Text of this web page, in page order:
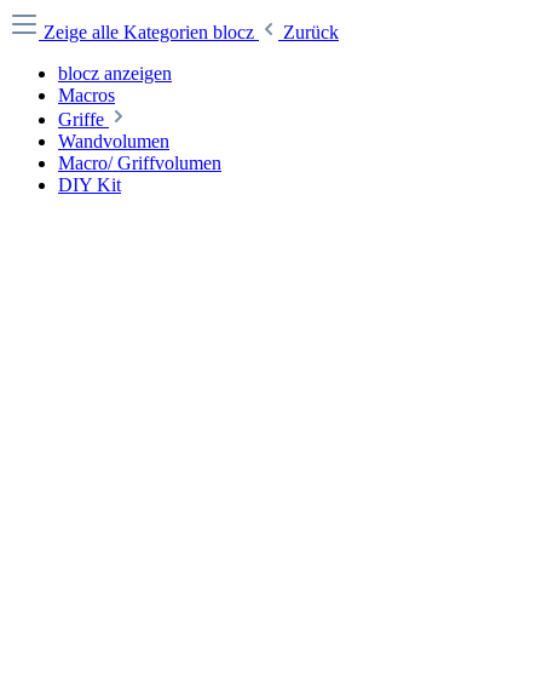
Zeige alle Kategorien blocz
Zurück
blocz anzeigen
Macros
Griffe
Wandvolumen
Macro/ Griffvolumen
DIY Kit